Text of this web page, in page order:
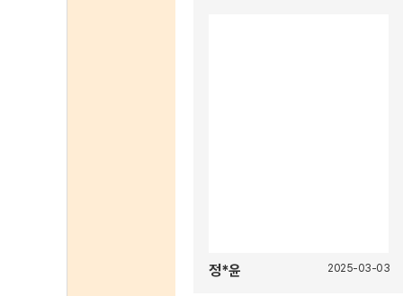
정*윤 2025-03-03